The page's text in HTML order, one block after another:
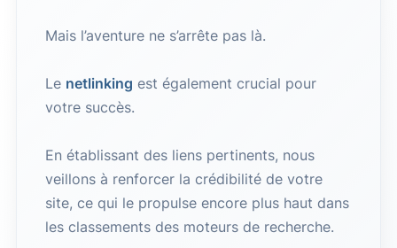
Mais l’aventure ne s’arrête pas là.
Le netlinking est également crucial pour
votre succès.
En établissant des liens pertinents, nous
veillons à renforcer la crédibilité de votre
site, ce qui le propulse encore plus haut dans
les classements des moteurs de recherche.